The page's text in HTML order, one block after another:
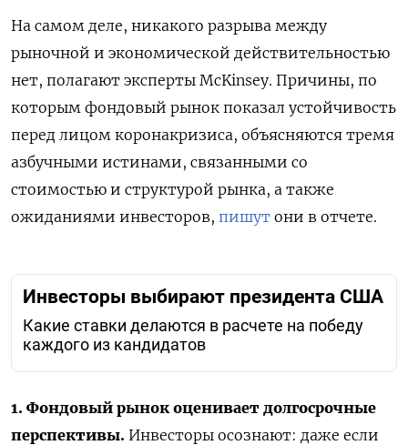
На самом деле, никакого разрыва между
рыночной и экономической действительностью
нет, полагают эксперты McKinsey. Причины, по
которым фондовый рынок показал устойчивость
перед лицом коронакризиса, объясняются тремя
азбучными истинами, связанными со
стоимостью и структурой рынка, а также
ожиданиями инвесторов, пишут они в отчете.
Инвесторы выбирают президента США
Какие ставки делаются в расчете на победу
каждого из кандидатов
1. Фондовый рынок оценивает долгосрочные
перспективы. Инвесторы осознают: даже если